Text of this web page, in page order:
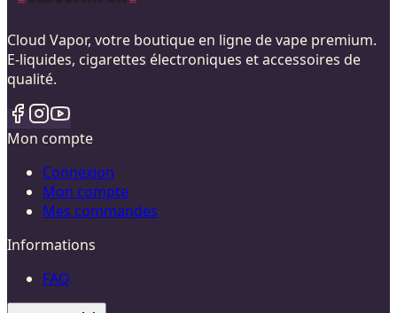
Cloud Vapor, votre boutique en ligne de vape premium.
E-liquides, cigarettes électroniques et accessoires de
qualité.
Mon compte
Connexion
Mon compte
Mes commandes
Informations
FAQ